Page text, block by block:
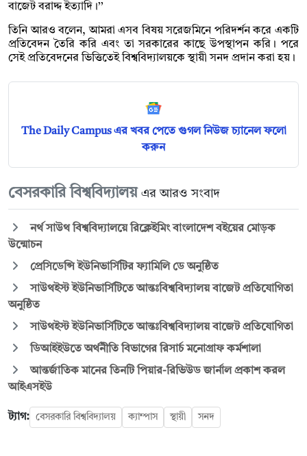
বাজেট বরাদ্দ ইত্যাদি।’’
তিনি আরও বলেন, আমরা এসব বিষয় সরেজমিনে পরিদর্শন করে একটি
প্রতিবেদন তৈরি করি এবং তা সরকারের কাছে উপস্থাপন করি। পরে
সেই প্রতিবেদনের ভিত্তিতেই বিশ্ববিদ্যালয়কে স্থায়ী সনদ প্রদান করা হয়।
The Daily Campus এর খবর পেতে গুগল নিউজ চ্যানেল ফলো
করুন
বেসরকারি বিশ্ববিদ্যালয় এর আরও সংবাদ
নর্থ সাউথ বিশ্ববিদ্যালয়ে রিক্লেইমিং বাংলাদেশ বইয়ের মোড়ক
উন্মোচন
প্রেসিডেন্সি ইউনিভার্সিটির ফ্যামিলি ডে অনুষ্ঠিত
সাউথইস্ট ইউনিভার্সিটিতে আন্তঃবিশ্ববিদ্যালয় বাজেট প্রতিযোগিতা
অনুষ্ঠিত
সাউথইস্ট ইউনিভার্সিটিতে আন্তঃবিশ্ববিদ্যালয় বাজেট প্রতিযোগিতা
ডিআইইউতে অর্থনীতি বিভাগের রিসার্চ মনোগ্রাফ কর্মশালা
আন্তর্জাতিক মানের তিনটি পিয়ার-রিভিউড জার্নাল প্রকাশ করল
আইএসইউ
ট্যাগ: বেসরকারি বিশ্ববিদ্যালয় ক্যাম্পাস স্থায়ী সনদ